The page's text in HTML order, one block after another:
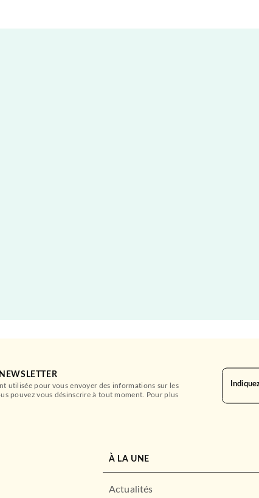
utilisée pour vous envoyer des informations sur les
pouvez vous désinscrire à tout moment. Pour plus
À LA UNE
Actualités